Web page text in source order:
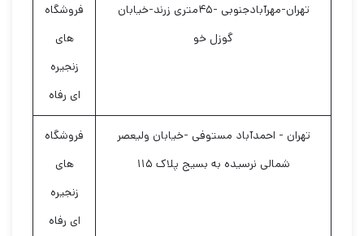
تهران-مهرآبادجنوبی -۴۵متری زرند-خیابان
گوزل خو
فروشگاه
های
زنجیره
ای رفاه
تهران - احمدآباد مستوفی -خیابان ولیعصر
شمالی نرسیده به بسیج پلاک ۱۱۵
فروشگاه
های
زنجیره
ای رفاه